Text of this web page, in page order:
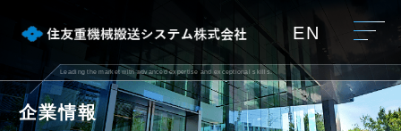
Leading the market with advanced expertise and exceptional skills.
EN
企業情報